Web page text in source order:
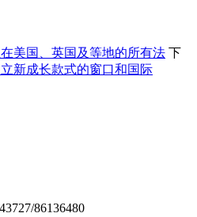
美国、英国及等地的所有法 下
新成长款式的窗口和国际
86136480